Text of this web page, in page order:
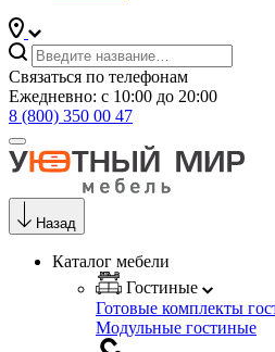
Связаться по телефонам
Ежедневно: с 10:00 до 20:00
8 (800) 350 00 47
Назад
Каталог мебели
Гостиные
Готовые комплекты
Модульные гостиные